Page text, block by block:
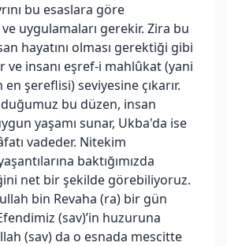
bu esaslara göre
uygulamaları gerekir. Zira bu
hayatını olması gerektiği gibi
ve insanı eşref-i mahlûkat (yani
en şereflisi) seviyesine çıkarır.
bu düzen, insan
yaşamı sunar, Ukba'da ise
vadeder. Nitekim
baktığımızda
net bir şekilde görebiliyoruz.
bin Revaha (ra) bir gün
(sav)’in huzuruna
(sav) da o esnada mescitte